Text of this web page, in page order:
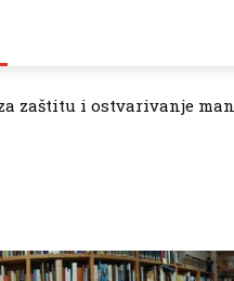
zaštitu i ostvarivanje